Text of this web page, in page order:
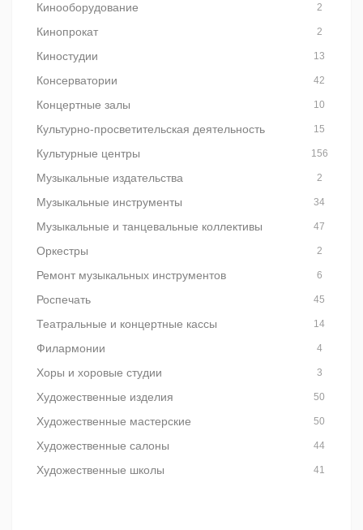
Кинооборудование 2
Кинопрокат 2
Киностудии 13
Консерватории 42
Концертные залы 10
Культурно-просветительская деятельность 15
Культурные центры 156
Музыкальные издательства 2
Музыкальные инструменты 34
Музыкальные и танцевальные коллективы 47
Оркестры 2
Ремонт музыкальных инструментов 6
Роспечать 45
Театральные и концертные кассы 14
Филармонии 4
Хоры и хоровые студии 3
Художественные изделия 50
Художественные мастерские 50
Художественные салоны 44
Художественные школы 41